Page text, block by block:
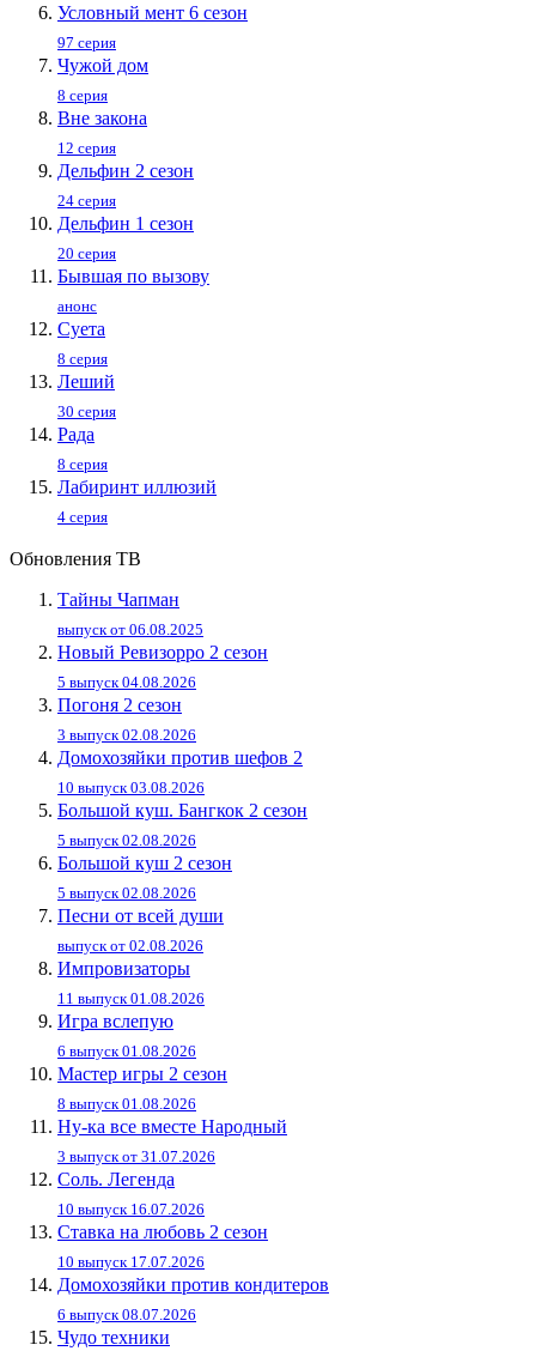
Условный мент 6 сезон
97 серия
Чужой дом
8 серия
Вне закона
12 серия
Дельфин 2 сезон
24 серия
Дельфин 1 сезон
20 серия
Бывшая по вызову
анонс
Суета
8 серия
Леший
30 серия
Рада
8 серия
Лабиринт иллюзий
4 серия
Обновления ТВ
Тайны Чапман
выпуск от 06.08.2025
Новый Ревизорро 2 сезон
5 выпуск 04.08.2026
Погоня 2 сезон
3 выпуск 02.08.2026
Домохозяйки против шефов 2
10 выпуск 03.08.2026
Большой куш. Бангкок 2 сезон
5 выпуск 02.08.2026
Большой куш 2 сезон
5 выпуск 02.08.2026
Песни от всей души
выпуск от 02.08.2026
Импровизаторы
11 выпуск 01.08.2026
Игра вслепую
6 выпуск 01.08.2026
Мастер игры 2 сезон
8 выпуск 01.08.2026
Ну-ка все вместе Народный
3 выпуск от 31.07.2026
Соль. Легенда
10 выпуск 16.07.2026
Ставка на любовь 2 сезон
10 выпуск 17.07.2026
Домохозяйки против кондитеров
6 выпуск 08.07.2026
Чудо техники